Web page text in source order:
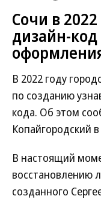
Сочи в
дизайн-
В 2022 году
по созданию
кода. Об этом
Копайгородский
В настоящий
восстановлению
созданного